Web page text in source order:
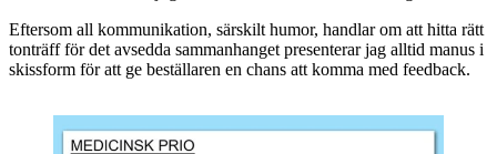
Eftersom all kommunikation, särskilt humor, handlar om att hitta rätt
tonträff för det avsedda sammanhanget presenterar jag alltid manus i
skissform för att ge beställaren en chans att komma med feedback.